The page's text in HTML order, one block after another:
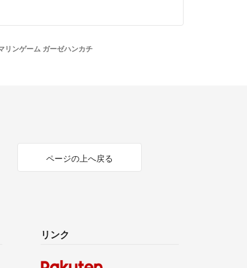
リンゲーム ガーゼハンカチ
ページの上へ戻る
リンク